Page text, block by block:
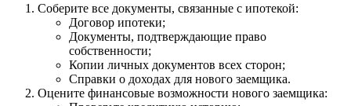
Соберите все документы, связанные с ипотекой:
Договор ипотеки;
Документы, подтверждающие право
собственности;
Копии личных документов всех сторон;
Справки о доходах для нового заемщика.
Оцените финансовые возможности нового заемщика: